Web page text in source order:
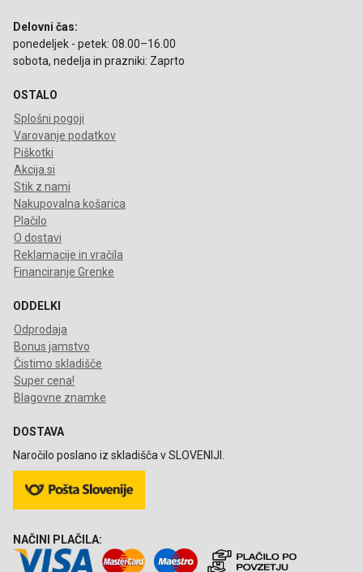
Delovni čas:
ponedeljek - petek: 08.00–16.00
sobota, nedelja in prazniki: Zaprto
OSTALO
Splošni pogoji
Varovanje podatkov
Piškotki
Akcija.si
Stik z nami
Nakupovalna košarica
Plačilo
O dostavi
Reklamacije in vračila
Financiranje Grenke
ODDELKI
Odprodaja
Bonus jamstvo
Čistimo skladišče
Super cena!
Blagovne znamke
DOSTAVA
Naročilo poslano iz skladišča v SLOVENIJI.
NAČINI PLAČILA: